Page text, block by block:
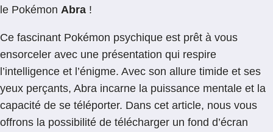
le Pokémon Abra !
Ce fascinant Pokémon psychique est prêt à vous
ensorceler avec une présentation qui respire
l’intelligence et l’énigme. Avec son allure timide et ses
yeux perçants, Abra incarne la puissance mentale et la
capacité de se téléporter. Dans cet article, nous vous
offrons la possibilité de télécharger un fond d’écran